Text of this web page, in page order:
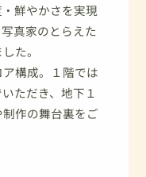
鮮やかさを実現
真家のとらえた
た。
構成。１階では
ただき、地下１
作の舞台裏をご